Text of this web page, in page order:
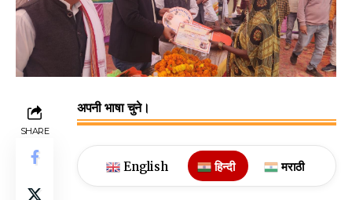
SHARE
अपनी भाषा चुने।
English हिन्दी मराठी